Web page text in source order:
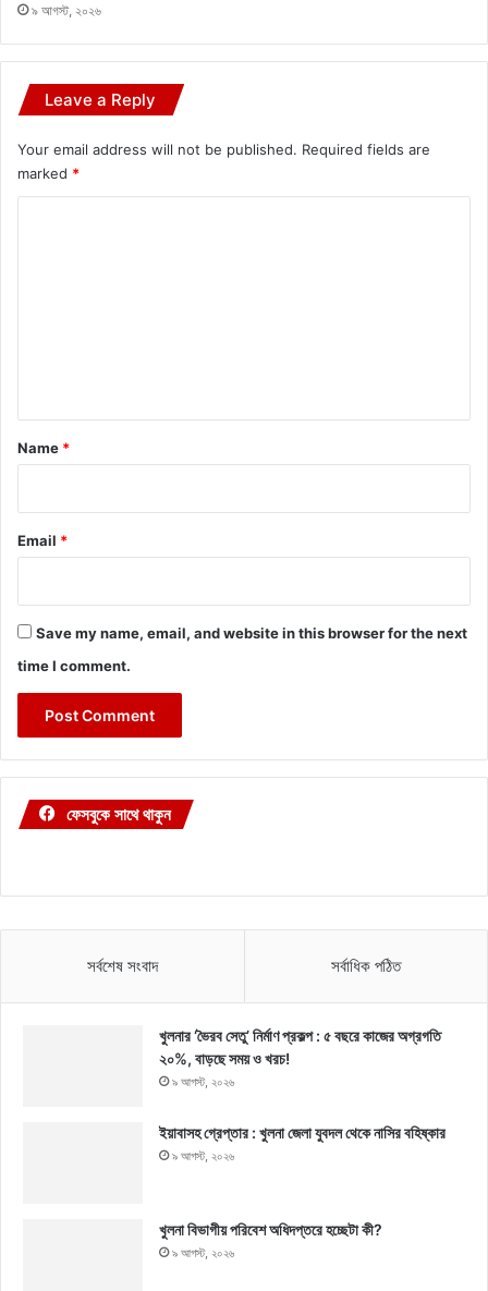
৯ আগস্ট, ২০২৬
Leave a Reply
Your email address will not be published. Required fields are
marked *
*
Name *
Email *
Save my name, email, and website in this browser for the next
time I comment.
ফেসবুকে সাথে থাকুন
সর্বশেষ সংবাদ সর্বাধিক পঠিত
খুলনার ‘ভৈরব সেতু’ নির্মাণ প্রকল্প : ৫ বছরে কাজের অগ্রগতি
২০%, বাড়ছে সময় ও খরচ!
৯ আগস্ট, ২০২৬
ইয়াবাসহ গ্রেপ্তার : খুলনা জেলা যুবদল থেকে নাসির বহিষ্কার
৯ আগস্ট, ২০২৬
খুলনা বিভাগীয় পরিবেশ অধিদপ্তরে হচ্ছেটা কী?
৯ আগস্ট, ২০২৬